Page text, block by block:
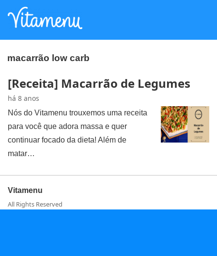
macarrão low carb
[Receita] Macarrão de Legumes
há 8 anos
Nós do Vitamenu trouxemos uma receita
para você que adora massa e quer
continuar focado da dieta! Além de
matar…
Vitamenu
All Rights Reserved